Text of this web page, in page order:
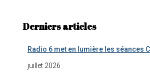
Derniers articles
Radio 6 met en lumière les séances
juillet 2026